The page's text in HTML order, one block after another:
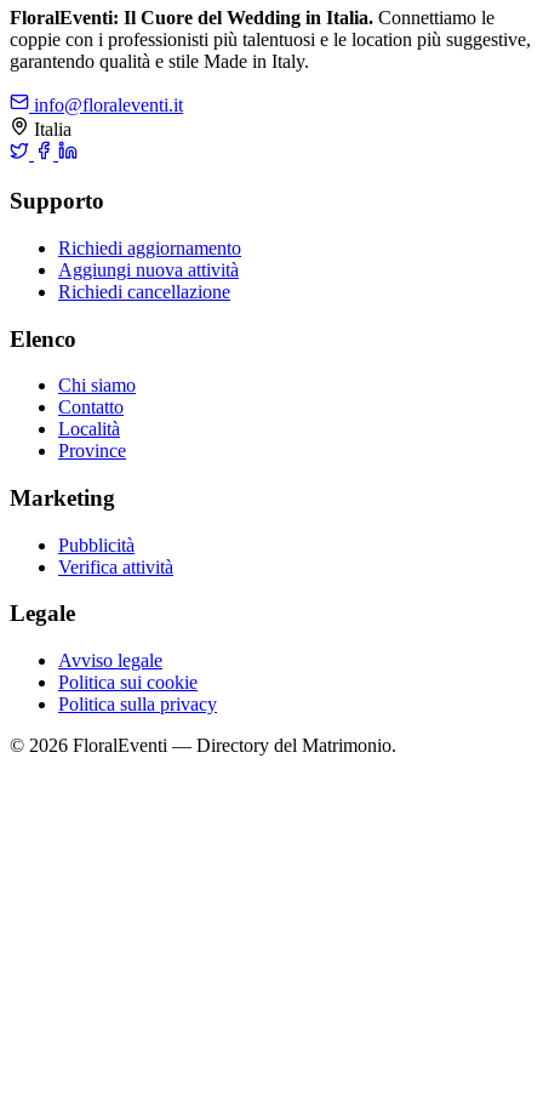
FloralEventi: Il Cuore del Wedding in Italia. Connettiamo le
coppie con i professionisti più talentuosi e le location più suggestive,
garantendo qualità e stile Made in Italy.
info@floraleventi.it
Italia
Supporto
Richiedi aggiornamento
Aggiungi nuova attività
Richiedi cancellazione
Elenco
Chi siamo
Contatto
Località
Province
Marketing
Pubblicità
Verifica attività
Legale
Avviso legale
Politica sui cookie
Politica sulla privacy
© 2026 FloralEventi — Directory del Matrimonio.